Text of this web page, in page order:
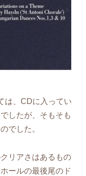
は、CDに入ってい
したが、そもそも
でした。
リアさはあるもの
ールの最後尾のド